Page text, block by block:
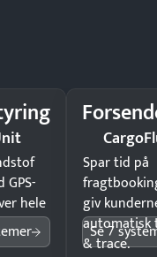
hele
Spar tid på
giv
automatisk
& trace.
Se 7